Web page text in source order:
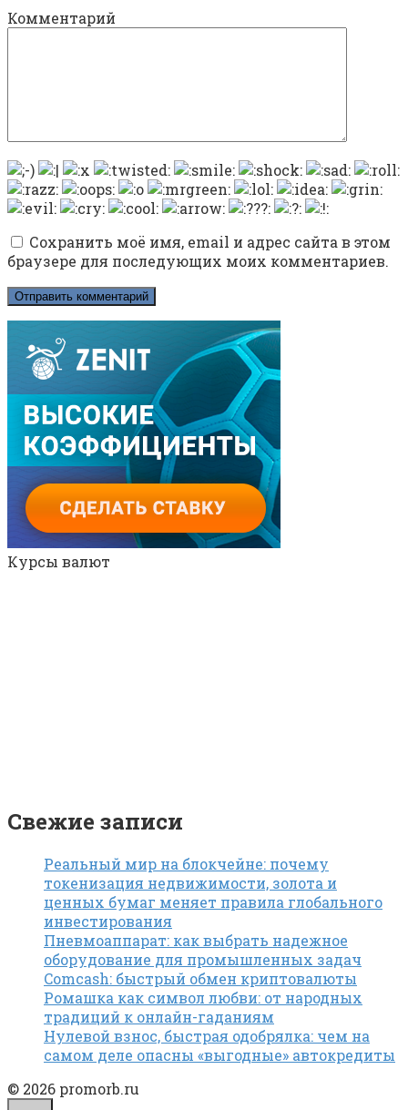
Комментарий
Сохранить моё имя, email и адрес сайта в этом
браузере для последующих моих комментариев.
Курсы валют
Свежие записи
Реальный мир на блокчейне: почему
токенизация недвижимости, золота и
ценных бумаг меняет правила глобального
инвестирования
Пневмоаппарат: как выбрать надежное
оборудование для промышленных задач
Comcash: быстрый обмен криптовалюты
Ромашка как символ любви: от народных
традиций к онлайн-гаданиям
Нулевой взнос, быстрая одобрялка: чем на
самом деле опасны «выгодные» автокредиты
© 2026 promorb.ru